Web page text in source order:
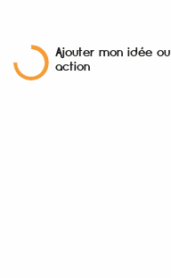
Ajouter mon idée ou
action